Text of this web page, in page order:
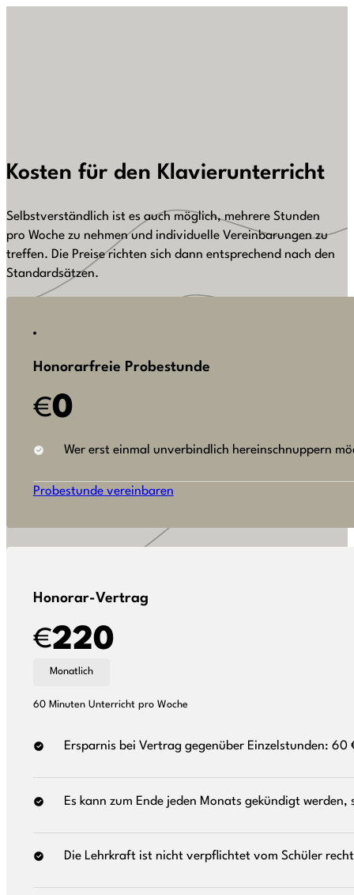
Kosten für den Klavierunterricht
Selbstverständlich ist es auch möglich, mehrere Stunden
pro Woche zu nehmen und individuelle Vereinbarungen zu
treffen. Die Preise richten sich dann entsprechend nach den
Standardsätzen.
Honorarfreie Probestunde
€0
Wer erst einmal unverbindlich hereinschnuppern
Probestunde vereinbaren
Honorar-Vertrag
€220
Monatlich
60 Minuten Unterricht pro Woche
Ersparnis bei Vertrag gegenüber Einzelstunden: 60
Es kann zum Ende jeden Monats gekündigt
Die Lehrkraft ist nicht verpflichtet vom Schüler